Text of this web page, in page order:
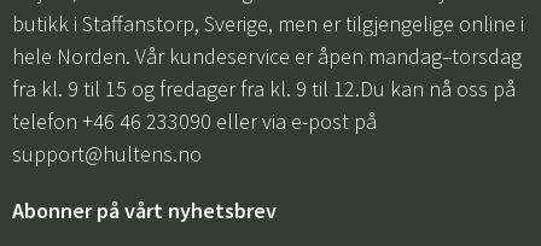
butikk i Staffanstorp, Sverige, men er tilgjengelige online i
hele Norden. Vår kundeservice er åpen mandag–torsdag
fra kl. 9 til 15 og fredager fra kl. 9 til 12.Du kan nå oss på
telefon +46 46 233090 eller via e-post på
support@hultens.no
Abonner på vårt nyhetsbrev